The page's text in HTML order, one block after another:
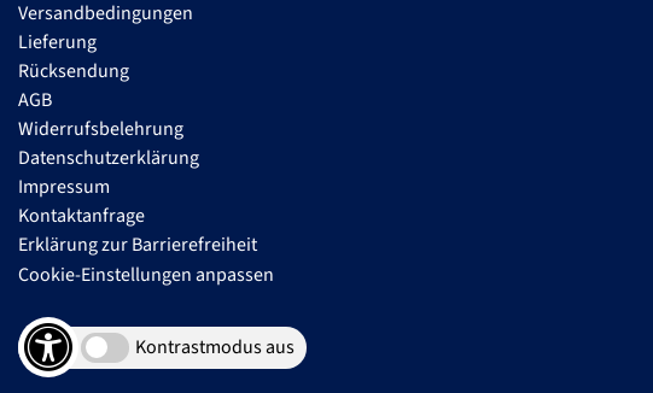
Versandbedingungen
Lieferung
Rücksendung
AGB
Widerrufsbelehrung
Datenschutzerklärung
Impressum
Kontaktanfrage
Erklärung zur Barrierefreiheit
Cookie-Einstellungen anpassen
Kontrastmodus aus